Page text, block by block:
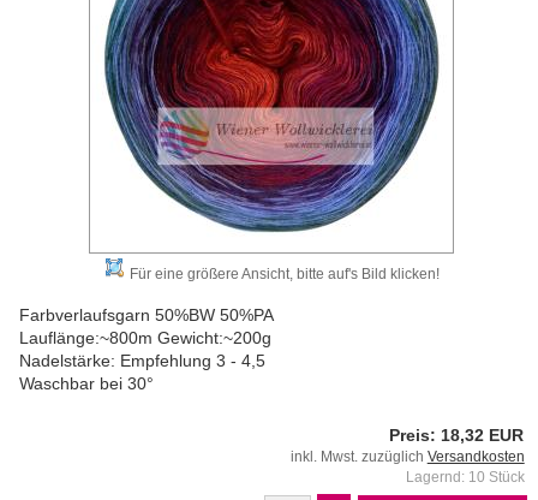
Für eine größere Ansicht, bitte auf's Bild klicken!
Farbverlaufsgarn 50%BW 50%PA
Lauflänge:~800m Gewicht:~200g
Nadelstärke: Empfehlung 3 - 4,5
Waschbar bei 30°
Preis: 18,32 EUR
inkl. Mwst. zuzüglich Versandkosten
Lagernd: 10 Stück